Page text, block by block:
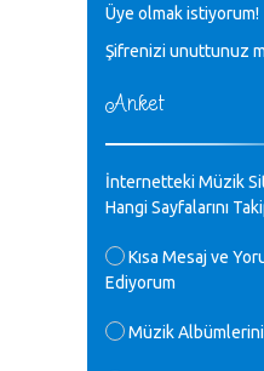
♪
Müzik
Gülşah Sargın
♪
Mavi Nota -
♪
30 yıl sonra
Kurtuluş,
verirsen sevinirim,
Üye olmak istiyorum!
Şifrenizi unuttunuz
Anket
İnternetteki Müzik
Hangi Sayfalarını
Kısa Mesaj ve
Ediyorum
Müzik